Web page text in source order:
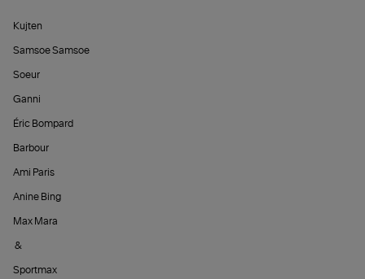
Kujten
Samsoe Samsoe
Soeur
Ganni
Éric Bompard
Barbour
Ami Paris
Anine Bing
Max Mara
&
Sportmax